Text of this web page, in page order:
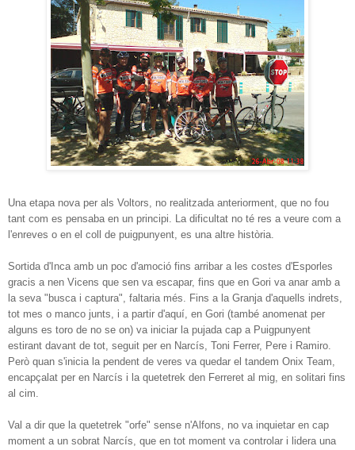
Una etapa nova per als Voltors, no realitzada anteriorment, que no fou
tant com es pensaba en un principi. La dificultat no té res a veure com a
l'enreves o en el coll de puigpunyent, es una altre història.
Sortida d'Inca amb un poc d'amoció fins arribar a les costes d'Esporles
gracis a nen Vicens que sen va escapar, fins que en Gori va anar amb a
la seva "busca i captura", faltaria més. Fins a la Granja d'aquells indrets,
tot mes o manco junts, i a partir d'aquí, en Gori (també anomenat per
alguns es toro de no se on) va iniciar la pujada cap a Puigpunyent
estirant davant de tot, seguit per en Narcís, Toni Ferrer, Pere i Ramiro.
Però quan s'inicia la pendent de veres va quedar el tandem Onix Team,
encapçalat per en Narcís i la quetetrek den Ferreret al mig, en solitari fins
al cim.
Val a dir que la quetetrek "orfe" sense n'Alfons, no va inquietar en cap
moment a un sobrat Narcís, que en tot moment va controlar i lidera una